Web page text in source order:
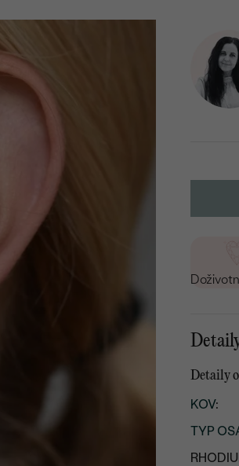
Detaily
KOV:
TYP